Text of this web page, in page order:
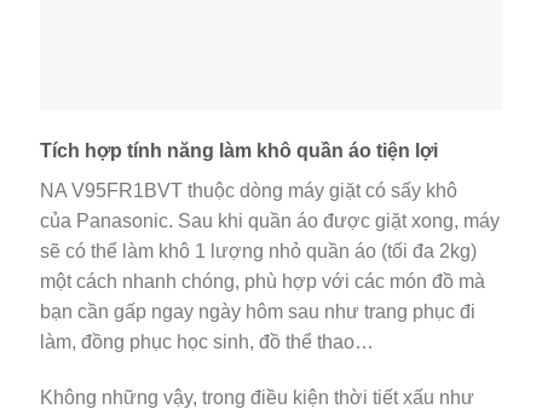
Tích hợp tính năng làm khô quần áo tiện lợi
NA V95FR1BVT thuộc dòng máy giặt có sấy khô
của Panasonic. Sau khi quần áo được giặt xong, máy
sẽ có thể làm khô 1 lượng nhỏ quần áo (tối đa 2kg)
một cách nhanh chóng, phù hợp với các món đồ mà
bạn cần gấp ngay ngày hôm sau như trang phục đi
làm, đồng phục học sinh, đồ thể thao…
Không những vậy, trong điều kiện thời tiết xấu như